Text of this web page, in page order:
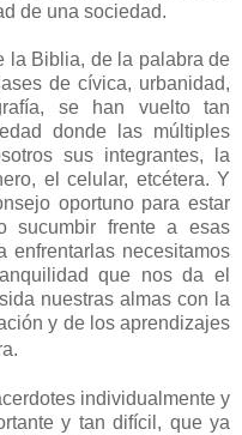
de una sociedad.
la Biblia, de la palabra de
de cívica, urbanidad,
se han vuelto tan
donde las múltiples
sus integrantes, la
el celular, etcétera. Y
oportuno para estar
sucumbir frente a esas
enfrentarlas necesitamos
que nos da el
nuestras almas con la
y de los aprendizajes
individualmente y
y tan difícil, que ya